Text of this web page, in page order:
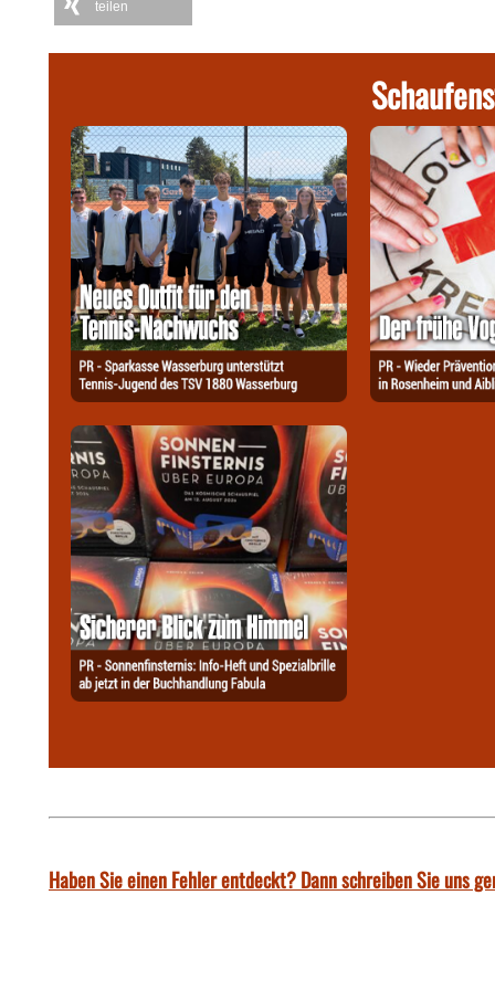
teilen
Haben Sie einen Fehler entdeckt? Dann schreiben Sie uns